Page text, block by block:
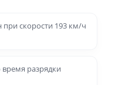
скорости 193 км/ч
разрядки